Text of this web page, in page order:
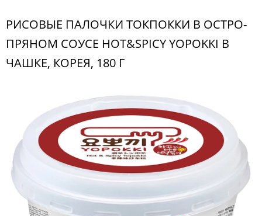
РИСОВЫЕ ПАЛОЧКИ ТОКПОККИ В ОСТРО-
ПРЯНОМ СОУСЕ HOT&SPICY YOPOKKI В
ЧАШКЕ, КОРЕЯ, 180 Г